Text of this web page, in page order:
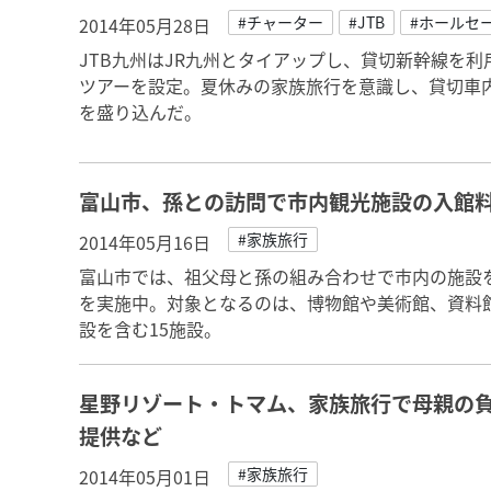
2014年05月28日 #チャーター #JTB #ホールセ
JTB九州はJR九州とタイアップし、貸切新幹線を
ツアーを設定。夏休みの家族旅行を意識し、貸切
を盛り込んだ。
富山市、孫との訪問で市内観光施設の入館
2014年05月16日 #家族旅行
富山市では、祖父母と孫の組み合わせで市内の施
を実施中。対象となるのは、博物館や美術館、資
設を含む15施設。
星野リゾート・トマム、家族旅行で母親の
提供など
2014年05月01日 #家族旅行